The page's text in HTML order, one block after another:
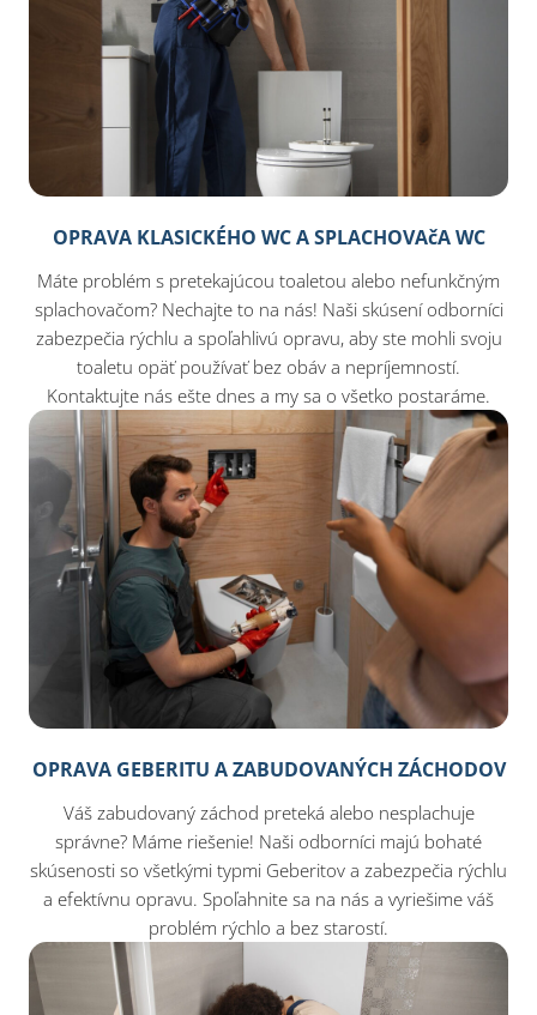
OPRAVA KLASICKÉHO WC A SPLACHOVAčA WC
Máte problém s pretekajúcou toaletou alebo nefunkčným
splachovačom? Nechajte to na nás! Naši skúsení odborníci
zabezpečia rýchlu a spoľahlivú opravu, aby ste mohli svoju
toaletu opäť používať bez obáv a nepríjemností.
Kontaktujte nás ešte dnes a my sa o všetko postaráme.
OPRAVA GEBERITU A ZABUDOVANÝCH ZÁCHODOV
Váš zabudovaný záchod preteká alebo nesplachuje
správne? Máme riešenie! Naši odborníci majú bohaté
skúsenosti so všetkými typmi Geberitov a zabezpečia rýchlu
a efektívnu opravu. Spoľahnite sa na nás a vyriešime váš
problém rýchlo a bez starostí.